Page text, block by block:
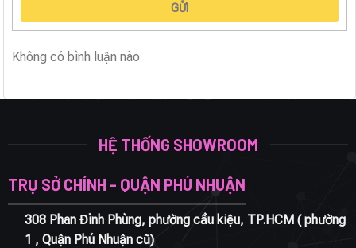
GỬI
Không có bình luận nào
HỆ THỐNG SHOWROOM
TRỤ SỞ CHÍNH - QUẬN PHÚ NHUẬN
308 Phan Đình Phùng, phường cầu kiệu, TP.HCM ( phường
1 , Quận Phú Nhuận cũ)